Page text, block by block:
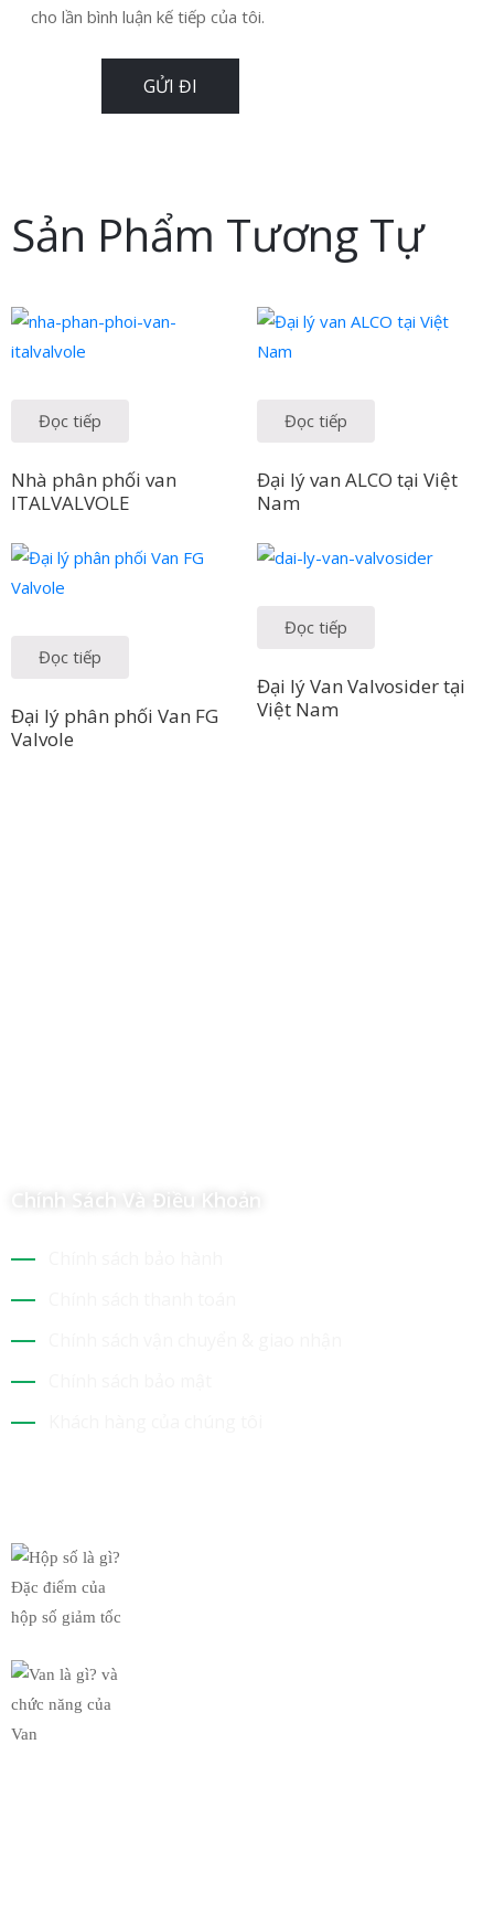
cho lần bình luận kế tiếp của tôi.
Sản Phẩm Tương Tự
Đọc tiếp
Nhà phân phối van
ITALVALVOLE
Đọc tiếp
Đại lý van ALCO tại Việt
Nam
Đọc tiếp
Đại lý phân phối Van FG
Valvole
Đọc tiếp
Đại lý Van Valvosider tại
Việt Nam
Chính Sách Và Điều Khoản